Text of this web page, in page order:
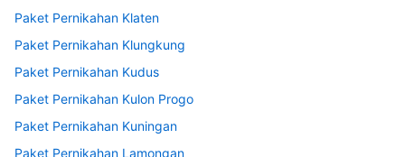
Paket Pernikahan Klaten
Paket Pernikahan Klungkung
Paket Pernikahan Kudus
Paket Pernikahan Kulon Progo
Paket Pernikahan Kuningan
Paket Pernikahan Lamongan